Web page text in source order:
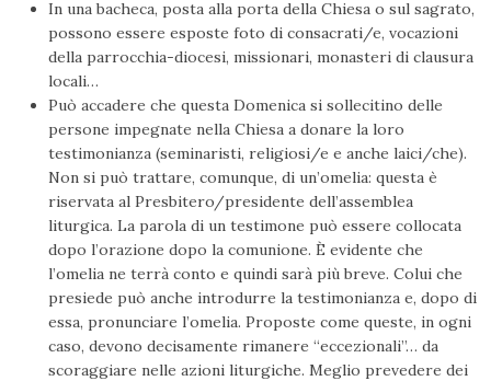
In una bacheca, posta alla porta della Chiesa o sul sagrato,
possono essere esposte foto di consacrati/e, vocazioni
della parrocchia-diocesi, missionari, monasteri di clausura
locali…
Può accadere che questa Domenica si sollecitino delle
persone impegnate nella Chiesa a donare la loro
testimonianza (seminaristi, religiosi/e e anche laici/che).
Non si può trattare, comunque, di un’omelia: questa è
riservata al Presbitero/presidente dell’assemblea
liturgica. La parola di un testimone può essere collocata
dopo l’orazione dopo la comunione. È evidente che
l’omelia ne terrà conto e quindi sarà più breve. Colui che
presiede può anche introdurre la testimonianza e, dopo di
essa, pronunciare l’omelia. Proposte come queste, in ogni
caso, devono decisamente rimanere “eccezionali”… da
scoraggiare nelle azioni liturgiche. Meglio prevedere dei